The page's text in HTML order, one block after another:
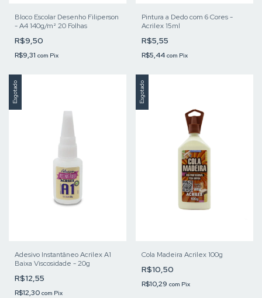
Bloco Escolar Desenho Filiperson
- A4 140g/m² 20 Folhas
R$9,50
R$9,31 com Pix
Pintura a Dedo com 6 Cores -
Acrilex 15ml
R$5,55
R$5,44 com Pix
Esgotado
Adesivo Instantâneo Acrilex A1
Baixa Viscosidade - 20g
R$12,55
R$12,30 com Pix
Esgotado
Cola Madeira Acrilex 100g
R$10,50
R$10,29 com Pix